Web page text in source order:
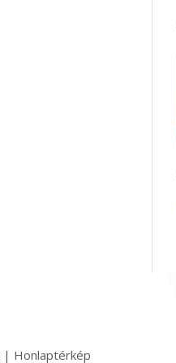
| Honlaptérkép